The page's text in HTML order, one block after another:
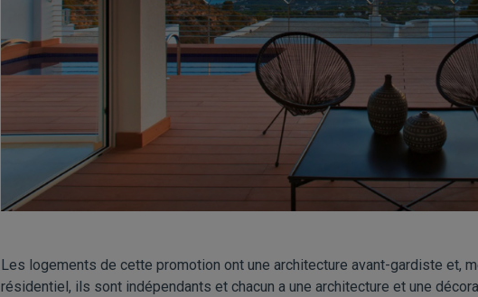
Les logements de cette promotion ont une architecture avant-gardiste et,
résidentiel, ils sont indépendants et chacun a une architecture et une